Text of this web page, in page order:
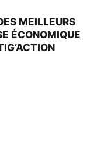
MEILLEURS
ÉCONOMIQUE